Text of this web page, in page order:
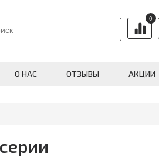
0
О НАС ОТЗЫВЫ АКЦИИ